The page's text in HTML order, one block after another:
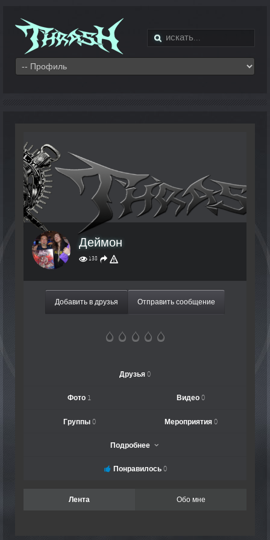
Деймон
138
Добавить в друзья Отправить сообщение
Друзья 0
Фото 1 Видео 0
Группы 0 Мероприятия 0
Подробнее
Понравилось 0
Лента Обо мне